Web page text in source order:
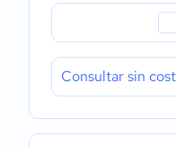
Consultar sin